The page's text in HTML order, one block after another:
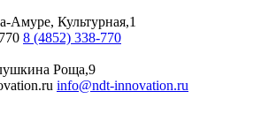
Амуре, Культурная,1
8 (4852) 338-770
Роща,9
info@ndt-innovation.ru